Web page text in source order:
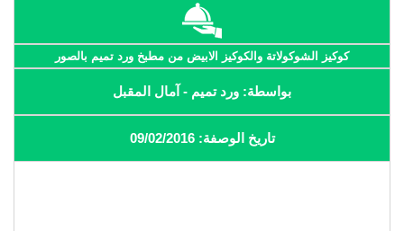
كوكيز الشوكولاتة والكوكيز الابيض من مطبخ ورد تميم بالصور
بواسطة: ورد تميم - آمال المقبل
تاريخ الوصفة: 09/02/2016